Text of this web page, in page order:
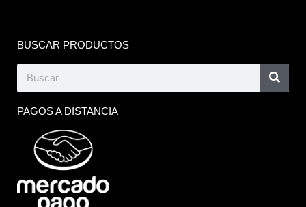
BUSCAR PRODUCTOS
PAGOS A DISTANCIA